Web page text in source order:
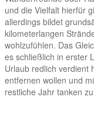
und die Vielfalt hierfür
allerdings bildet
kilometerlangen
wohlzufühlen. Das
es schließlich in erster
Urlaub redlich verdient
entfernen wollen und
restliche Jahr tanken